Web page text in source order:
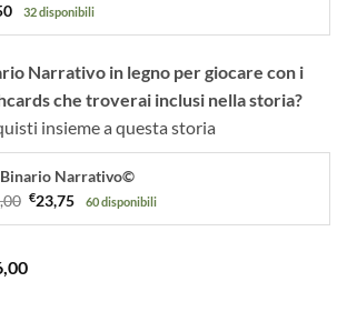
32 disponibili
Narrativo in legno per giocare con i
che troverai inclusi nella storia?
insieme a questa storia
Binario Narrativo©
Il
prezzo
€23,75Il
prezzo
60 disponibili